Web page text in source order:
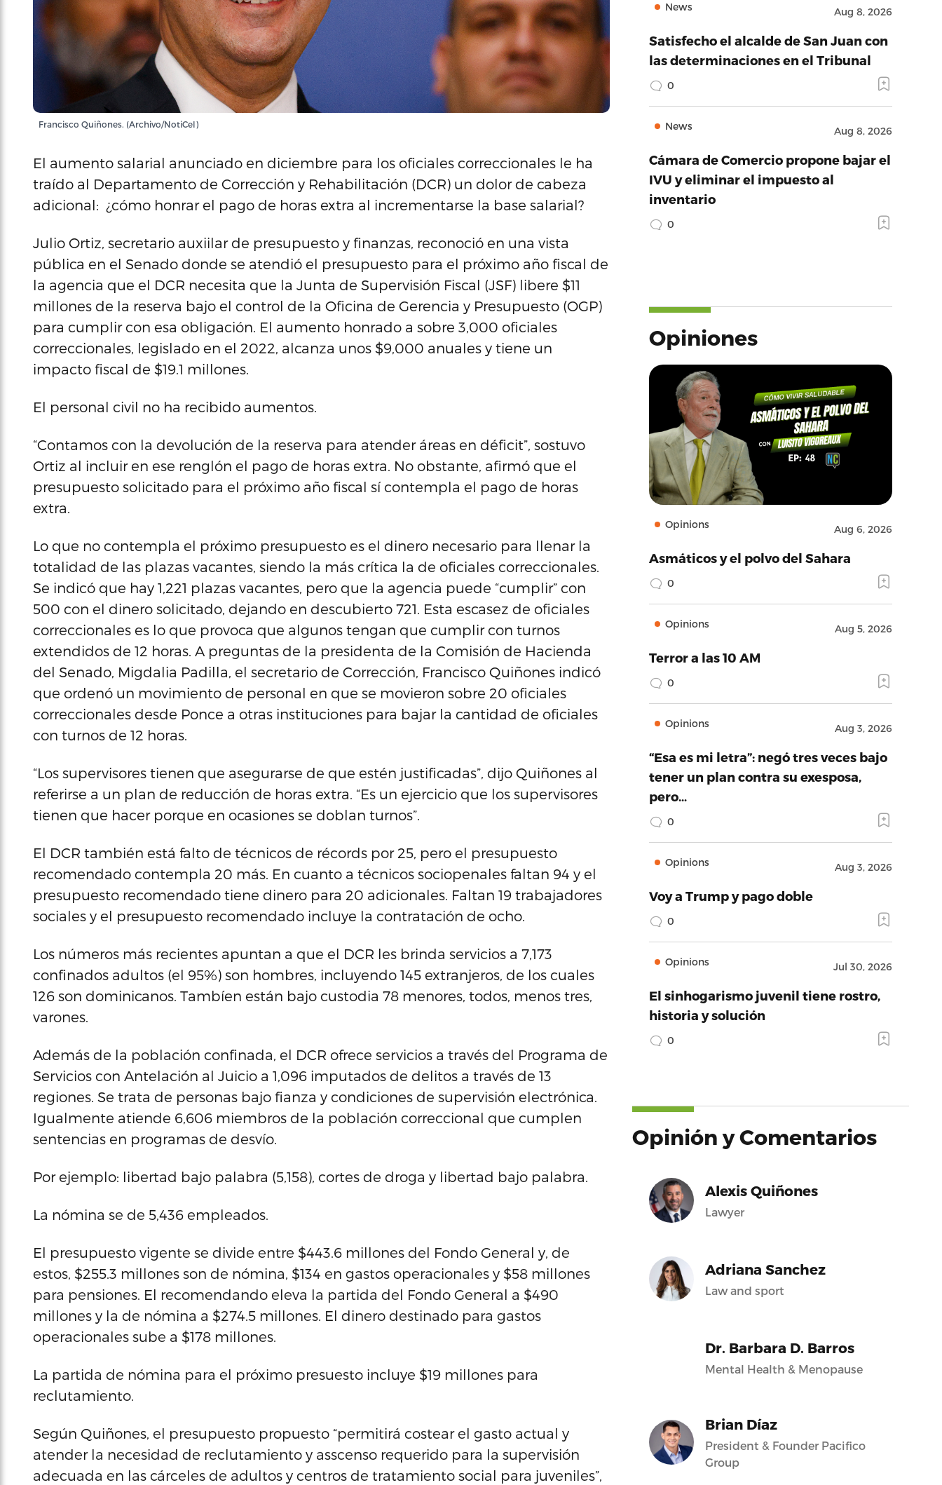
Francisco Quiñones. (Archivo/NotiCel)
El aumento salarial anunciado en diciembre para los oficiales correccionales le ha
traído al Departamento de Corrección y Rehabilitación (DCR) un dolor de cabeza
adicional: ¿cómo honrar el pago de horas extra al incrementarse la base salarial?
Julio Ortiz, secretario auxiilar de presupuesto y finanzas, reconoció en una vista
pública en el Senado donde se atendió el presupuesto para el próximo año fiscal de
la agencia que el DCR necesita que la Junta de Supervisión Fiscal (JSF) libere $11
millones de la reserva bajo el control de la Oficina de Gerencia y Presupuesto (OGP)
para cumplir con esa obligación. El aumento honrado a sobre 3,000 oficiales
correccionales, legislado en el 2022, alcanza unos $9,000 anuales y tiene un
impacto fiscal de $19.1 millones.
El personal civil no ha recibido aumentos.
“Contamos con la devolución de la reserva para atender áreas en déficit”, sostuvo
Ortiz al incluir en ese renglón el pago de horas extra. No obstante, afirmó que el
presupuesto solicitado para el próximo año fiscal sí contempla el pago de horas
extra.
Lo que no contempla el próximo presupuesto es el dinero necesario para llenar la
totalidad de las plazas vacantes, siendo la más crítica la de oficiales correccionales.
Se indicó que hay 1,221 plazas vacantes, pero que la agencia puede “cumplir” con
500 con el dinero solicitado, dejando en descubierto 721. Esta escasez de oficiales
correccionales es lo que provoca que algunos tengan que cumplir con turnos
extendidos de 12 horas. A preguntas de la presidenta de la Comisión de Hacienda
del Senado, Migdalia Padilla, el secretario de Corrección, Francisco Quiñones indicó
que ordenó un movimiento de personal en que se movieron sobre 20 oficiales
correccionales desde Ponce a otras instituciones para bajar la cantidad de oficiales
con turnos de 12 horas.
“Los supervisores tienen que asegurarse de que estén justificadas”, dijo Quiñones al
referirse a un plan de reducción de horas extra. “Es un ejercicio que los supervisores
tienen que hacer porque en ocasiones se doblan turnos”.
El DCR también está falto de técnicos de récords por 25, pero el presupuesto
recomendado contempla 20 más. En cuanto a técnicos sociopenales faltan 94 y el
presupuesto recomendado tiene dinero para 20 adicionales. Faltan 19 trabajadores
sociales y el presupuesto recomendado incluye la contratación de ocho.
Los números más recientes apuntan a que el DCR les brinda servicios a 7,173
confinados adultos (el 95%) son hombres, incluyendo 145 extranjeros, de los cuales
126 son dominicanos. Tambíen están bajo custodia 78 menores, todos, menos tres,
varones.
Además de la población confinada, el DCR ofrece servicios a través del Programa de
Servicios con Antelación al Juicio a 1,096 imputados de delitos a través de 13
regiones. Se trata de personas bajo fianza y condiciones de supervisión electrónica.
Igualmente atiende 6,606 miembros de la población correccional que cumplen
sentencias en programas de desvío.
Por ejemplo: libertad bajo palabra (5,158), cortes de droga y libertad bajo palabra.
La nómina se de 5,436 empleados.
El presupuesto vigente se divide entre $443.6 millones del Fondo General y, de
estos, $255.3 millones son de nómina, $134 en gastos operacionales y $58 millones
para pensiones. El recomendando eleva la partida del Fondo General a $490
millones y la de nómina a $274.5 millones. El dinero destinado para gastos
operacionales sube a $178 millones.
La partida de nómina para el próximo presuesto incluye $19 millones para
reclutamiento.
Según Quiñones, el presupuesto propuesto “permitirá costear el gasto actual y
atender la necesidad de reclutamiento y asscenso requerido para la supervisión
adecuada en las cárceles de adultos y centros de tratamiento social para juveniles”,
News Aug 8, 2026
Satisfecho el alcalde de San Juan con
las determinaciones en el Tribunal
0
News Aug 8, 2026
Cámara de Comercio propone bajar el
IVU y eliminar el impuesto al
inventario
0
Opiniones
Opinions Aug 6, 2026
Asmáticos y el polvo del Sahara
0
Opinions Aug 5, 2026
Terror a las 10 AM
0
Opinions Aug 3, 2026
“Esa es mi letra”: negó tres veces bajo
tener un plan contra su exesposa,
pero…
0
Opinions Aug 3, 2026
Voy a Trump y pago doble
0
Opinions Jul 30, 2026
El sinhogarismo juvenil tiene rostro,
historia y solución
0
Opinión y Comentarios
Alexis Quiñones
Lawyer
Adriana Sanchez
Law and sport
Dr. Barbara D. Barros
Mental Health & Menopause
Brian Díaz
President & Founder Pacifico
Group